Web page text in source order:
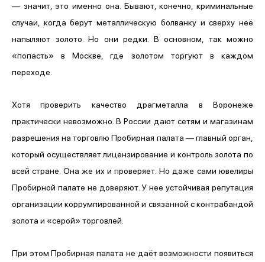
— значит, это именно она. Бывают, конечно, криминальные
случаи, когда берут металлическую болванку и сверху неё
напыляют золото. Но они редки. В основном, так можно
«попасть» в Москве, где золотом торгуют в каждом
переходе.
Хотя проверить качество драгметалла в Воронеже
практически невозможно. В России дают сетям и магазинам
разрешения на торговлю Пробирная палата — главный орган,
который осуществляет лицензирование и контроль золота по
всей стране. Она же их и проверяет. Но даже сами ювелиры
Пробирной палате не доверяют. У нее устойчивая репутация
организации коррумпированной и связанной с контрабандой
золота и «серой» торговлей.
При этом Пробирная палата не даёт возможности появиться